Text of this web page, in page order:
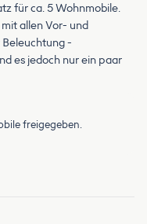
für ca. 5 Wohnmobile.
allen Vor- und
Beleuchtung -
es jedoch nur ein paar
freigegeben.